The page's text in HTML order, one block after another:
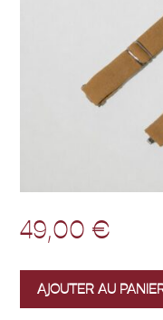
49,00€
AJOUTER AU